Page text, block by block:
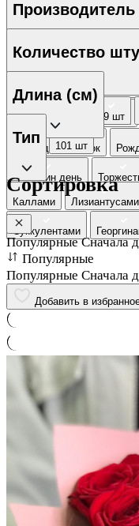
Руководителю Сестре
для Невесты
1 Сентября 14
8 Марта 9 мая
Выпускной Годовщина
Новоселье Новый Год
Последний звонок
Татьянин день
Производитель
Basket2u(0) FLOR2u(0)
Количество
15 шт 19 шт
51 шт 101 шт
Длина (см)
Тип
Каллами Лизиантусами
Суккулентами
Сортировка
ПопулярныеСначала
Популярные
Популярные Сначала
Добавить в